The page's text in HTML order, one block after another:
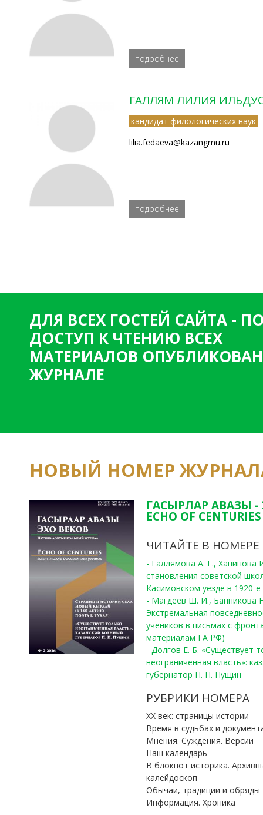
подробнее
ГАЛЛЯМ ЛИЛИЯ
кандидат филологических наук
lilia.fedaeva@kazangmu.ru
подробнее
ДЛЯ ВСЕХ ГОСТЕЙ САЙТА -
ДОСТУП К ЧТЕНИЮ ВСЕХ
МАТЕРИАЛОВ
ЖУРНАЛЕ
НОВЫЙ НОМЕР
ГАСЫРЛАР АВАЗЫ -
ECHO OF
ЧИТАЙТЕ В НОМЕРЕ
- Галлямова А. Г.,
становления советской
Касимовском уезде в 1920-е
- Магдеев Ш. И., Банникова
Экстремальная
учеников в письмах с
материалам ГА РФ)
- Долгов Е. Б. «Существует
неограниченная власть»:
губернатор П. П. Пущин
РУБРИКИ НОМЕРА
ХХ век: страницы истории
Время в судьбах и
Мнения. Суждения. Версии
Наш календарь
В блокнот историка.
калейдоскоп
Обычаи, традиции и обряды
Информация. Хроника